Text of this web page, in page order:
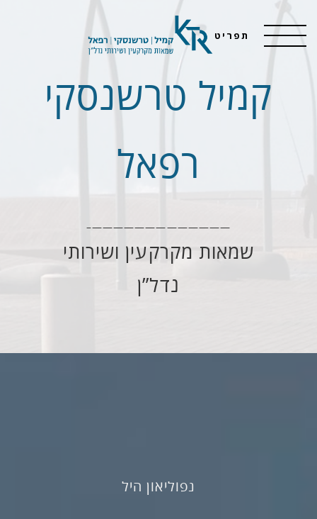
תפריט
קמיל טרשנסקי
רפאל
—————————————–
שמאות מקרקעין ושירותי
נדל”ן
נפוליאון היל